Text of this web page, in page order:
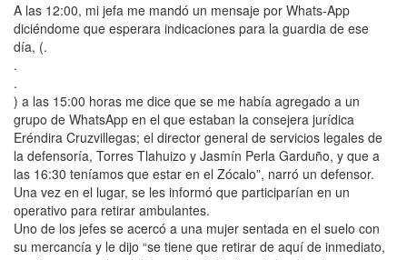
A las 12:00, mi jefa me mandó un mensaje por Whats-App
diciéndome que esperara indicaciones para la guardia de ese
día, (.
.
.
) a las 15:00 horas me dice que se me había agregado a un
grupo de WhatsApp en el que estaban la consejera jurídica
Eréndira Cruzvillegas; el director general de servicios legales de
la defensoría, Torres Tlahuizo y Jasmín Perla Garduño, y que a
las 16:30 teníamos que estar en el Zócalo”, narró un defensor.
Una vez en el lugar, se les informó que participarían en un
operativo para retirar ambulantes.
Uno de los jefes se acercó a una mujer sentada en el suelo con
su mercancía y le dijo “se tiene que retirar de aquí de inmediato,